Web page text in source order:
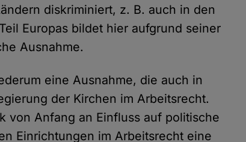
diskriminiert, z. B. auch in den
Europas bildet hier aufgrund seiner
Ausnahme.
eine Ausnahme, die auch in
der Kirchen im Arbeitsrecht.
von Anfang an Einfluss auf politische
Einrichtungen im Arbeitsrecht eine